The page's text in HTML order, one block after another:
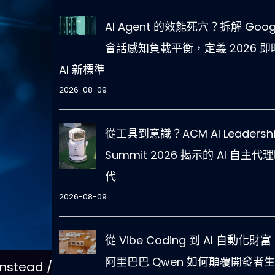
/
AI Agent 的效能死穴？拆解
會話感知負載平衡，定義 2026 即
AI 新標準
2026-08-09
從工具到意識？ACM AI
Summit 2026 揭示的 AI 自主代
代
2026-08-09
從 Vibe Coding 到 AI 自動化財富
阿里巴巴 Qwen 如何顛覆開發者生